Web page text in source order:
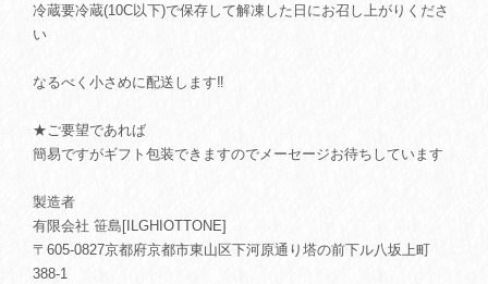
冷蔵要冷蔵(10C以下)で保存して解凍した日にお召し上がりくださ
い
なるべく小さめに配送します‼︎
★ご要望であれば
簡易ですがギフト包装できますのでメーセージお待ちしています
製造者
有限会社 笹島[ILGHIOTTONE]
〒605-0827京都府京都市東山区下河原通り塔の前下ル八坂上町
388-1